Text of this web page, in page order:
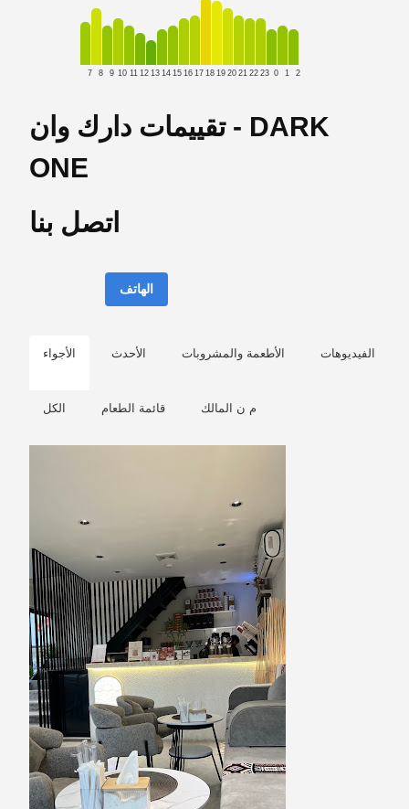
7 8 9 10 11 12 13 14 15 16 17 18 19 20 21 22 23 0 1 2
تقييمات دارك وان - DARK
ONE
اتصل بنا
الهاتف
الأجواء الأحدث الأطعمة والمشروبات الفيديوهات
الكل قائمة الطعام م ن المالك